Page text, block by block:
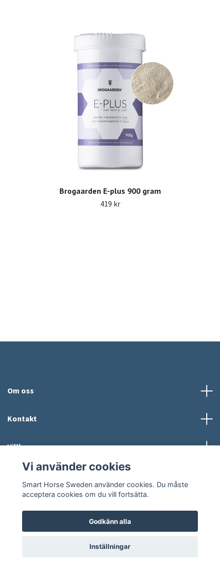
Brogaarden E-plus 900 gram
419 kr
Om oss
Kontakt
Villkor
© 2026 Smart Horse Sweden Powered by Quickbutik
Vi använder cookies
Smart Horse Sweden använder cookies. Du måste
acceptera cookies om du vill fortsätta.
Godkänn alla
Inställningar